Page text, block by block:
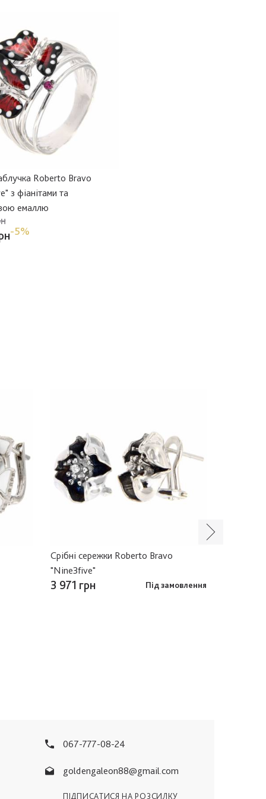
Roberto Bravo
з фіанітами та
емаллю
-5%
Срібні сережки Roberto Bravo
"Nine3five"
3 971 грн Під замовлення
067-777-08-24
goldengaleon88@gmail.com
ПІДПИСАТИСЯ НА РОЗСИЛКУ